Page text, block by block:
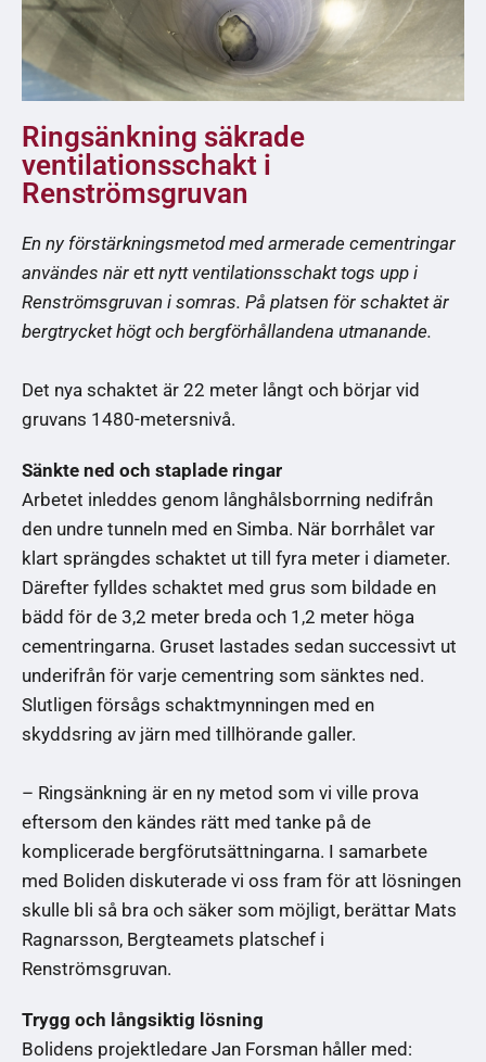
Ringsänkning säkrade
ventilationsschakt i
Renströmsgruvan
En ny förstärkningsmetod med armerade cementringar
användes när ett nytt ventilationsschakt togs upp i
Renströmsgruvan i somras. På platsen för schaktet är
bergtrycket högt och bergförhållandena utmanande.
Det nya schaktet är 22 meter långt och börjar vid
gruvans 1480-metersnivå.
Sänkte ned och staplade ringar
Arbetet inleddes genom långhålsborrning nedifrån
den undre tunneln med en Simba. När borrhålet var
klart sprängdes schaktet ut till fyra meter i diameter.
Därefter fylldes schaktet med grus som bildade en
bädd för de 3,2 meter breda och 1,2 meter höga
cementringarna. Gruset lastades sedan successivt ut
underifrån för varje cementring som sänktes ned.
Slutligen försågs schaktmynningen med en
skyddsring av järn med tillhörande galler.
– Ringsänkning är en ny metod som vi ville prova
eftersom den kändes rätt med tanke på de
komplicerade bergförutsättningarna. I samarbete
med Boliden diskuterade vi oss fram för att lösningen
skulle bli så bra och säker som möjligt, berättar Mats
Ragnarsson, Bergteamets platschef i
Renströmsgruvan.
Trygg och långsiktig lösning
Bolidens projektledare Jan Forsman håller med: